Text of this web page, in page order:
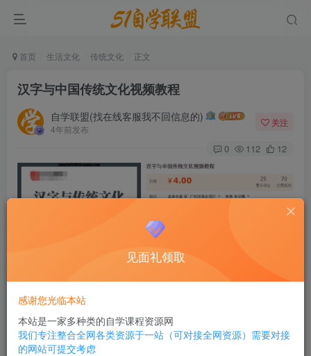
首页 生活文化 传统文化 正文
汉字与中国传统文化视频教程
自学联盟(找在线客服我不回信息的)
4年前发布
关注
0 112 12
11816033
见面礼领取
感谢您光临本站
本站是一家多种类的自学课程资源网
我们专注整合全网各类资源于一站（可对接全网资源）需要对接
的网站可提交考虑